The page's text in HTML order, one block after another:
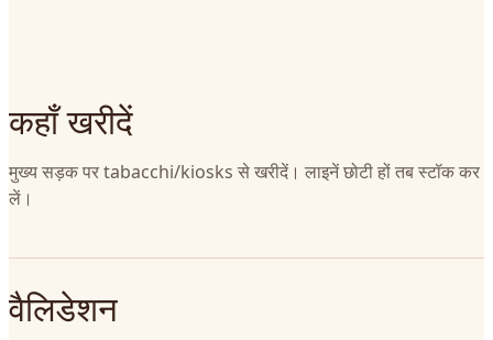
कहाँ खरीदें
मुख्य सड़क पर tabacchi/kiosks से खरीदें। लाइनें छोटी हों तब स्टॉक कर
लें।
वैलिडेशन